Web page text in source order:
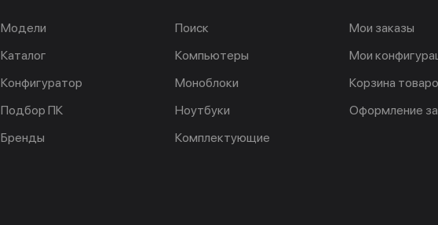
Модели
Каталог
Конфигуратор
Подбор ПК
Бренды
Поиск
Компьютеры
Моноблоки
Ноутбуки
Комплектующие
Мои заказы
Мои
Корзина
Оформление